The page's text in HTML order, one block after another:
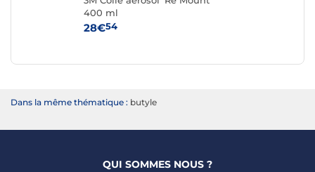
400 ml
28€54
Dans la même thématique : butyle
QUI SOMMES NOUS ?